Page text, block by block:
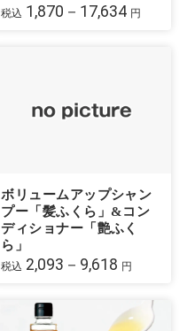
税込 1,870－17,634 円
ボリュームアップシャン
プー「髪ふくら」&コン
ディショナー「艶ふく
ら」
税込 2,093－9,618 円